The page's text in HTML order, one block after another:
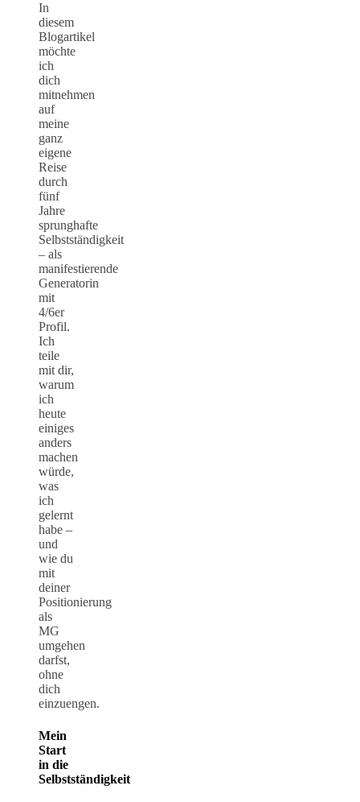
In
diesem
Blogartikel
möchte
ich
dich
mitnehmen
auf
meine
ganz
eigene
Reise
durch
fünf
Jahre
sprunghafte
Selbstständigkeit
– als
manifestierende
Generatorin
mit
4/6er
Profil.
Ich
teile
mit dir,
warum
ich
heute
einiges
anders
machen
würde,
was
ich
gelernt
habe –
und
wie du
mit
deiner
Positionierung
als
MG
umgehen
darfst,
ohne
dich
einzuengen.
Mein
Start
in die
Selbstständigkeit